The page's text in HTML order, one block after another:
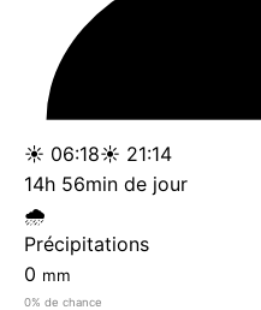
☀ 06:18☀ 21:14
14h 56min de jour
🌧️
Précipitations
0 mm
0% de chance